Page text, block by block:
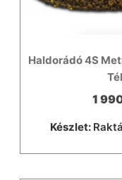
Haldorádó 4S
Tél
1
Készlet: